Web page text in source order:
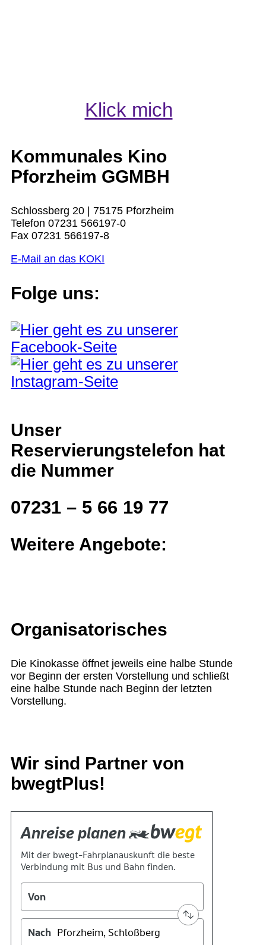
Klick mich
Kommunales Kino
Pforzheim GGMBH
Schlossberg 20 | 75175 Pforzheim
Telefon 07231 566197-0
Fax 07231 566197-8
E-Mail an das KOKI
Folge uns:
Unser
Reservierungstelefon hat
die Nummer
07231 – 5 66 19 77
Weitere Angebote:
Organisatorisches
Die Kinokasse öffnet jeweils eine halbe Stunde
vor Beginn der ersten Vorstellung und schließt
eine halbe Stunde nach Beginn der letzten
Vorstellung.
Wir sind Partner von
bwegtPlus!